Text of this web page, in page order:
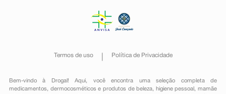
Termos de uso Política de Privacidade
Bem-vindo à Drogal! Aqui, você encontra uma seleção completa de
medicamentos , dermocosméticos e produtos de beleza, higiene pessoal ,mamãe